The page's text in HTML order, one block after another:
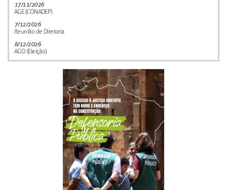
17/11/2026
AGE (CONADEP)
7/12/2026
Reunião de Diretoria
8/12/2026
AGO (Eleição)